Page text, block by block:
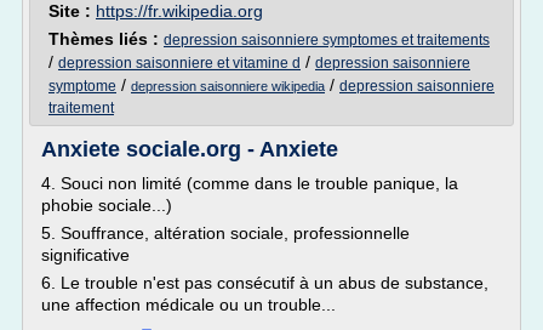
Site : https://fr.wikipedia.org
Thèmes liés : depression saisonniere symptomes et traitements
/ depression saisonniere et vitamine d / depression saisonniere
symptome / depression saisonniere wikipedia / depression saisonniere
traitement
Anxiete sociale.org - Anxiete
4. Souci non limité (comme dans le trouble panique, la
phobie sociale...)
5. Souffrance, altération sociale, professionnelle
significative
6. Le trouble n'est pas consécutif à un abus de substance,
une affection médicale ou un trouble...